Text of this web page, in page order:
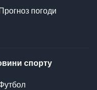
Прогноз погоди
спорту